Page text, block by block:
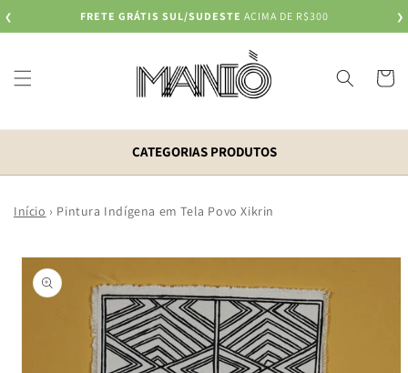
conteúdo
❮ FRETE GRÁTIS SUL/SUDESTE ACIMA DE R$300 ❯
CATEGORIAS PRODUTOS
Início › Pintura Indígena em Tela Povo Xikrin
informações
do produto